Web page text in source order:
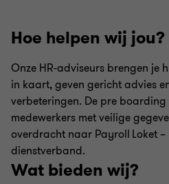
Hoe helpen wij jou?
Onze HR-adviseurs brengen je
in kaart, geven gericht advies
verbeteringen. De pre
medewerkers met veilige
overdracht naar Payroll Loket
dienstverband.
Wat bieden wij?